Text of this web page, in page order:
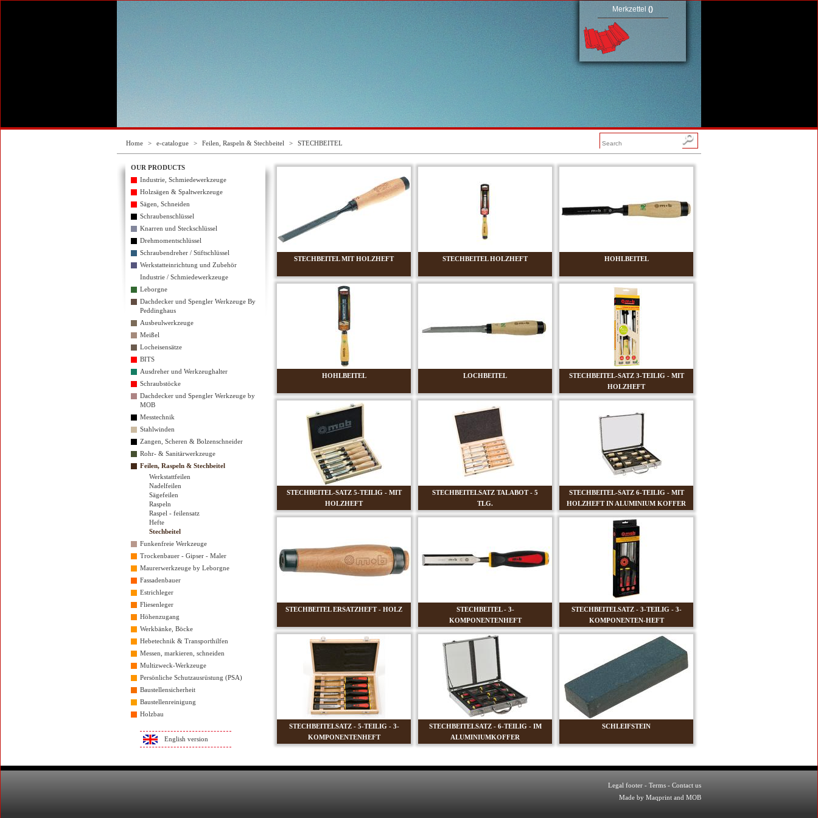
Merkzettel ()
Home > e-catalogue > Feilen, Raspeln & Stechbeitel > STECHBEITEL
OUR PRODUCTS
Industrie, Schmiedewerkzeuge
Holzsägen & Spaltwerkzeuge
Sägen, Schneiden
Schraubenschlüssel
Knarren und Steckschlüssel
Drehmomentschlüssel
Schraubendreher / Stiftschlüssel
Werkstatteinrichtung und Zubehör
Industrie / Schmiedewerkzeuge
Leborgne
Dachdecker und Spengler Werkzeuge By
Peddinghaus
Ausbeulwerkzeuge
Meißel
Locheisensätze
BITS
Ausdreher und Werkzeughalter
Schraubstöcke
Dachdecker und Spengler Werkzeuge by
MOB
Messtechnik
Stahlwinden
Zangen, Scheren & Bolzenschneider
Rohr- & Sanitärwerkzeuge
Feilen, Raspeln & Stechbeitel
Werkstattfeilen
Nadelfeilen
Sägefeilen
Raspeln
Raspel - feilensatz
Hefte
Stechbeitel
Funkenfreie Werkzeuge
Trockenbauer - Gipser - Maler
Maurerwerkzeuge by Leborgne
Fassadenbauer
Estrichleger
Fliesenleger
Höhenzugang
Werkbänke, Böcke
Hebetechnik & Transporthilfen
Messen, markieren, schneiden
Multizweck-Werkzeuge
Persönliche Schutzausrüstung (PSA)
Baustellensicherheit
Baustellenreinigung
Holzbau
English version
STECHBEITEL MIT HOLZHEFT STECHBEITEL HOLZHEFT HOHLBEITEL
HOHLBEITEL LOCHBEITEL
STECHBEITEL-SATZ 3-TEILIG - MIT
HOLZHEFT
STECHBEITEL-SATZ 5-TEILIG - MIT
HOLZHEFT
STECHBEITELSATZ TALABOT - 5
TLG.
STECHBEITEL-SATZ 6-TEILIG - MIT
HOLZHEFT IN ALUMINIUM KOFFER
STECHBEITEL ERSATZHEFT - HOLZ
STECHBEITEL - 3-
KOMPONENTENHEFT
STECHBEITELSATZ - 3-TEILIG - 3-
KOMPONENTEN-HEFT
STECHBEITELSATZ - 5-TEILIG - 3-
KOMPONENTENHEFT
STECHBEITELSATZ - 6-TEILIG - IM
ALUMINIUMKOFFER
SCHLEIFSTEIN
Legal footer - Terms - Contact us
Made by Maqprint and MOB